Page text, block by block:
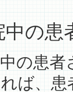
中の患
の患
ば、